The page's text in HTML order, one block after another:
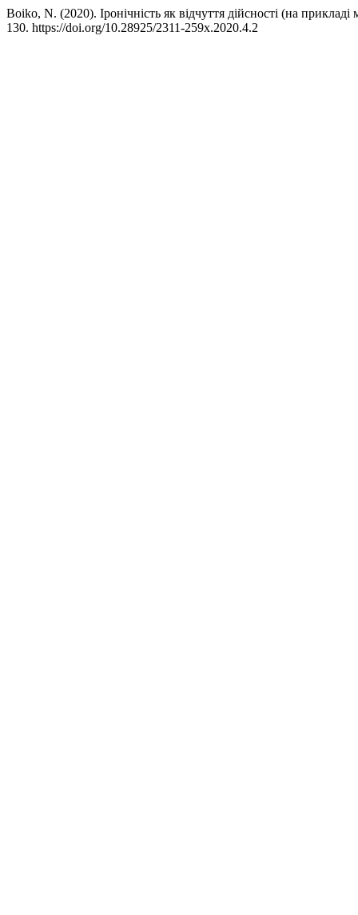
Boiko, N. (2020). Іронічність як відчуття дійсності (на
130. https://doi.org/10.28925/2311-259x.2020.4.2